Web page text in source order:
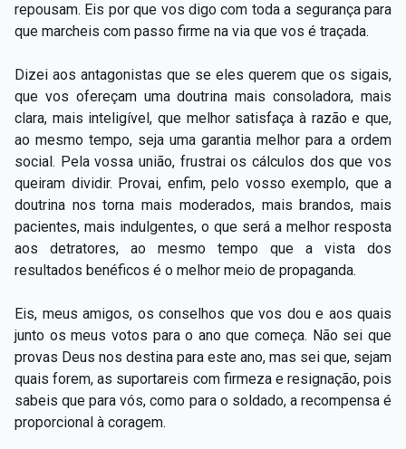
repousam. Eis por que vos digo com toda a segurança para
que marcheis com passo firme na via que vos é traçada.
Dizei aos antagonistas que se eles querem que os sigais,
que vos ofereçam uma doutrina mais consoladora, mais
clara, mais inteligível, que melhor satisfaça à razão e que,
ao mesmo tempo, seja uma garantia melhor para a ordem
social. Pela vossa união, frustrai os cálculos dos que vos
queiram dividir. Provai, enfim, pelo vosso exemplo, que a
doutrina nos torna mais moderados, mais brandos, mais
pacientes, mais indulgentes, o que será a melhor resposta
aos detratores, ao mesmo tempo que a vista dos
resultados benéficos é o melhor meio de propaganda.
Eis, meus amigos, os conselhos que vos dou e aos quais
junto os meus votos para o ano que começa. Não sei que
provas Deus nos destina para este ano, mas sei que, sejam
quais forem, as suportareis com firmeza e resignação, pois
sabeis que para vós, como para o soldado, a recompensa é
proporcional à coragem.